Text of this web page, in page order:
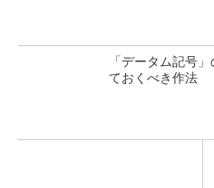
「データム記号
ておくべき作法